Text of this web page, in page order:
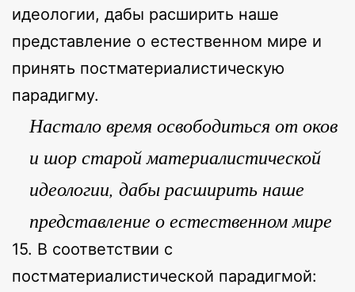
идеологии, дабы расширить наше
представление о естественном мире и
принять постматериалистическую
парадигму.
Настало время освободиться от оков
и шор старой материалистической
идеологии, дабы расширить наше
представление о естественном мире
15. В соответствии с
постматериалистической парадигмой: